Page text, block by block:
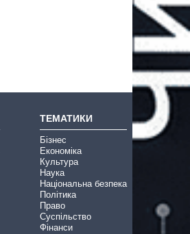
ТЕМАТИКИ
Бізнес
Економіка
Культура
Наука
Національна безпека
Політика
Право
Суспільство
Фінанси